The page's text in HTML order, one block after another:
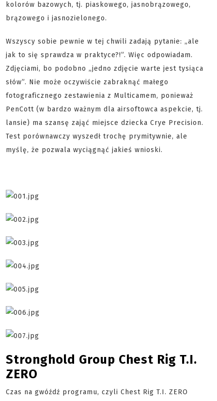
kolorów bazowych, tj. piaskowego, jasnobrązowego,
brązowego i jasnozielonego.
Wszyscy sobie pewnie w tej chwili zadają pytanie: „ale
jak to się sprawdza w praktyce?!”. Więc odpowiadam.
Zdjęciami, bo podobno „jedno zdjęcie warte jest tysiąca
słów”. Nie może oczywiście zabraknąć małego
fotograficznego zestawienia z Multicamem, ponieważ
PenCott (w bardzo ważnym dla airsoftowca aspekcie, tj.
lansie) ma szansę zająć miejsce dziecka Crye Precision.
Test porównawczy wyszedł trochę prymitywnie, ale
myślę, że pozwala wyciągnąć jakieś wnioski.
Stronghold Group Chest Rig T.I.
ZERO
Czas na gwóźdź programu, czyli Chest Rig T.I. ZERO